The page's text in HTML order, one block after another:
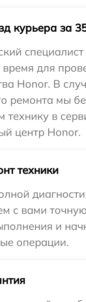
курьера за
для
Honor. В
ремонта мы
технику в
центр Honor.
техники
с вами
и
операции.